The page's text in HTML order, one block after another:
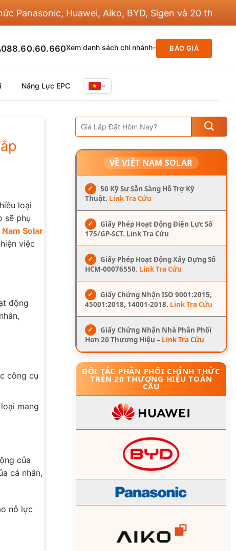
Huawei, Aiko, BYD, Sigen và 20 thương hiệu
088.60.60.660Xem danh sách chi nhánh BÁO GIÁ
Năng Lực EPC
loại
sẽ phụ
Solar
việc
động
công cụ
mang
của
cá nhân,
nỗ lực
VỀ VIỆT NAM SOLAR
✓
50 Kỹ Sư Sẵn Sàng Hỗ Trợ Kỹ
Thuật. Link Tra Cứu
✓
Giấy Phép Hoạt Động Điện Lực Số
175/GP-SCT. Link Tra Cứu
✓
Giấy Phép Hoạt Động Xây Dựng Số
HCM-00076550. Link Tra Cứu
✓
Giấy Chứng Nhận ISO 9001:2015,
45001:2018, 14001-2018. Link Tra Cứu
✓
Giấy Chứng Nhận Nhà Phân Phối
Hơn 20 Thương Hiệu – Link Tra Cứu
ĐỐI TÁC PHÂN PHỐI CHÍNH THỨC
TRÊN 20 THƯƠNG HIỆU TOÀN
CẦU